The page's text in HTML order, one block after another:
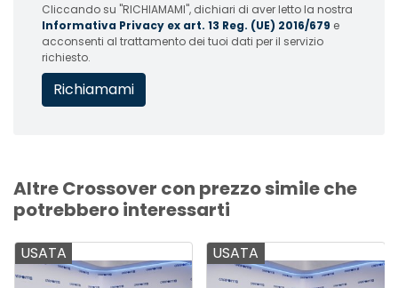
Cliccando su "RICHIAMAMI", dichiari di aver letto la nostra
Informativa Privacy ex art. 13 Reg. (UE) 2016/679 e
acconsenti al trattamento dei tuoi dati per il servizio
richiesto.
Altre Crossover con prezzo simile che
potrebbero interessarti
USATA USATA